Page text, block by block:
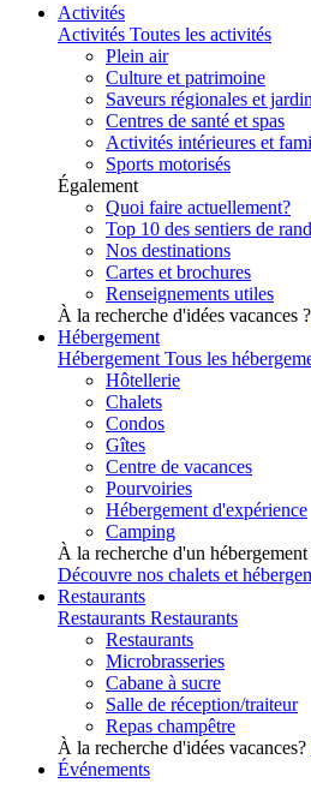
Activités
Activités Toutes les activités
Plein air
Culture et patrimoine
Saveurs régionales et
Centres de santé et spas
Activités intérieures et
Sports motorisés
Également
Quoi faire actuellement?
Top 10 des sentiers de
Nos destinations
Cartes et brochures
Renseignements utiles
À la recherche d'idées vacances ?
Hébergement
Hébergement Tous les
Hôtellerie
Chalets
Condos
Gîtes
Centre de vacances
Pourvoiries
Hébergement d'expérience
Camping
À la recherche d'un
Découvre nos chalets et
Restaurants
Restaurants Restaurants
Restaurants
Microbrasseries
Cabane à sucre
Salle de réception/traiteur
Repas champêtre
À la recherche d'idées vacances?
Événements